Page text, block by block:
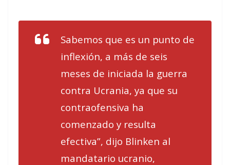
Sabemos que es un punto de
inflexión, a más de seis
meses de iniciada la guerra
contra Ucrania, ya que su
contraofensiva ha
comenzado y resulta
efectiva”, dijo Blinken al
mandatario ucranio,